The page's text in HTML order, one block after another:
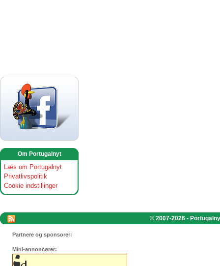
Om Portugalnyt
Læs om Portugalnyt
Privatlivspolitik
Cookie indstillinger
© 2007-2026 -
Partnere og sponsorer:
Mini-annoncører: